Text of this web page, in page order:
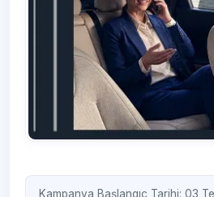
Kampanya Başlangıç Tarihi: 03